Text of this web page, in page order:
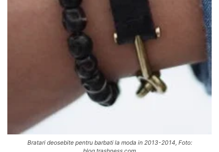
Bratari deosebite pentru barbati la moda in 2013-2014, Foto: